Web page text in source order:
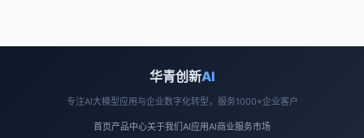
华青创新AI
专注AI大模型应用与企业数字化转型，服务1000+企业客户
首页产品中心关于我们 AI应用AI商业服务市场